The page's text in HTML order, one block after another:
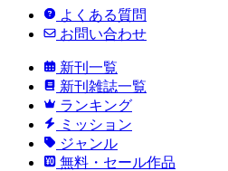
よくある質問
お問い合わせ
新刊一覧
新刊雑誌一覧
ランキング
ミッション
ジャンル
無料・セール作品